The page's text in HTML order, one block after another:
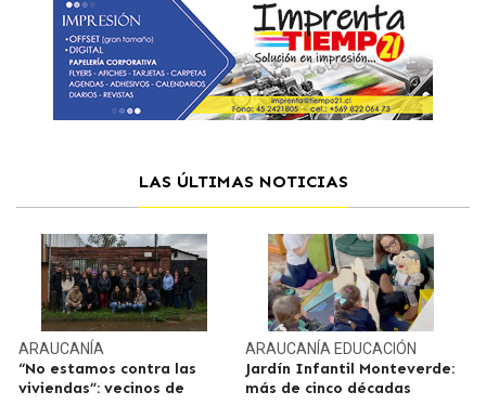
LAS ÚLTIMAS NOTICIAS
ARAUCANÍA
“No estamos contra las
viviendas”: vecinos de
ARAUCANÍA EDUCACIÓN
Jardín Infantil Monteverde:
más de cinco décadas